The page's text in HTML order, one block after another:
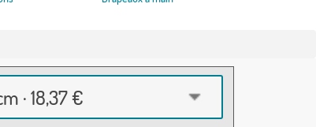
· 18,37 €